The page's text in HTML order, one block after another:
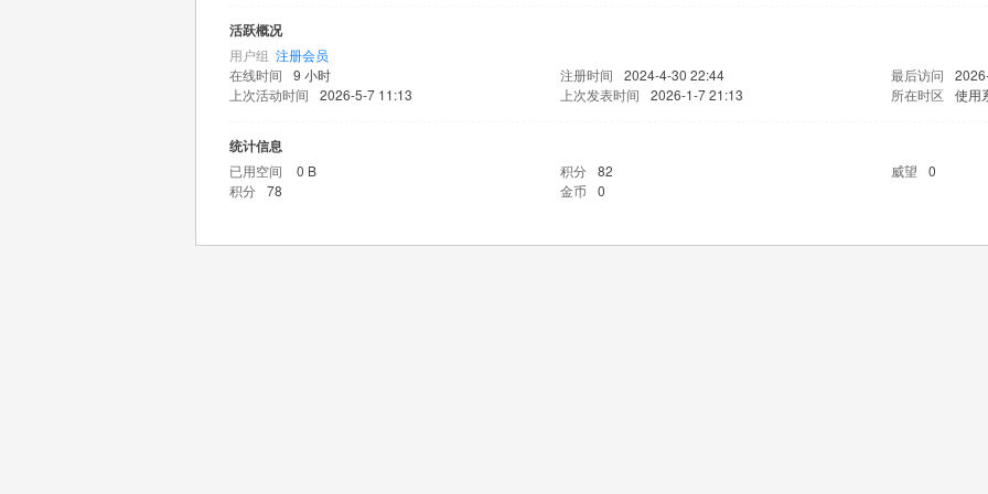
活跃概况
用户组 注册会员
在线时间
9 小时 注册时间 2024-4-30 22:44 最后访问
上次活动时间
2026-5-7 11:13 上次发表时间 2026-1-7 21:13 所在时区 使用
统计信息
已用空间 0 B 积分 82 威望
0
积分 78 金币 0